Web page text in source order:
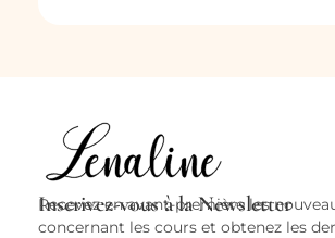
Inscrivez-vous à la Newsletter
Recevez en avant-première les
concernant les cours et obtenez les